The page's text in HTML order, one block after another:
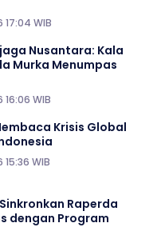
WIB
Nusantara: Kala
Murka Menumpas
WIB
Krisis Global
WIB
Raperda
dengan Program